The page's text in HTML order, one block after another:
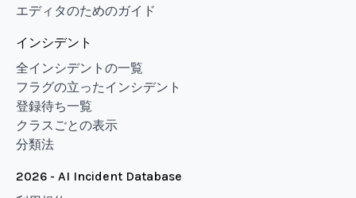
エディタのためのガイド
インシデント
全インシデントの一覧
フラグの立ったインシデント
登録待ち一覧
クラスごとの表示
分類法
2026 - AI Incident Database